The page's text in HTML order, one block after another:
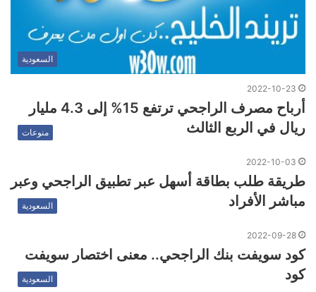
السعودية
2022-10-23
أرباح مصرف الراجحي ترتفع 15% إلى 4.3 مليار
ريال في الربع الثالث
منوعات
2022-10-03
طريقة طلب بطاقة أسهل عبر تطبيق الراجحي وعبر
مباشر الأفراد
السعودية
2022-09-28
كود سويفت بنك الراجحي.. معنى اختصار سويفت
كود
السعودية